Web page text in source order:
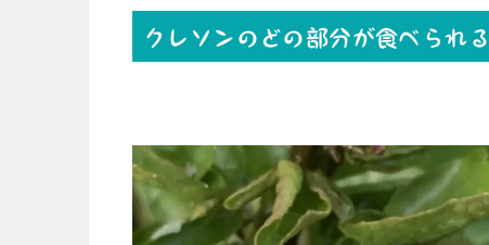
クレソンのどの部分が食べられ